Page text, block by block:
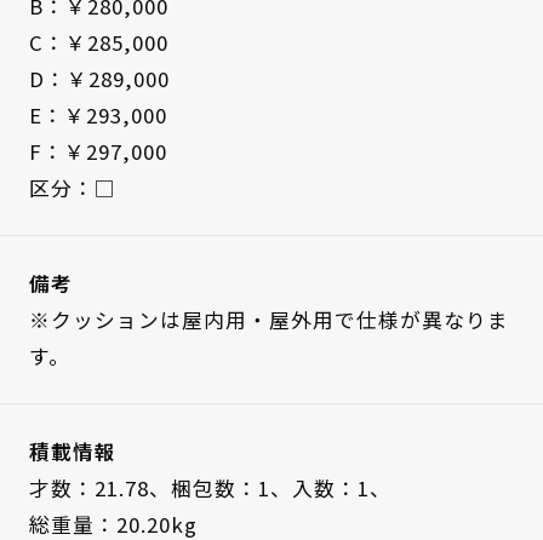
B：￥280,000
C：￥285,000
D：￥289,000
E：￥293,000
F：￥297,000
区分：□
備考
※クッションは屋内用・屋外用で仕様が異なりま
す。
積載情報
才数：21.78、 梱包数：1、 入数：1、
総重量：20.20kg